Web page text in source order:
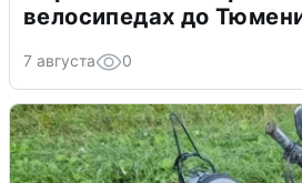
велосипедах до
7 августа 0